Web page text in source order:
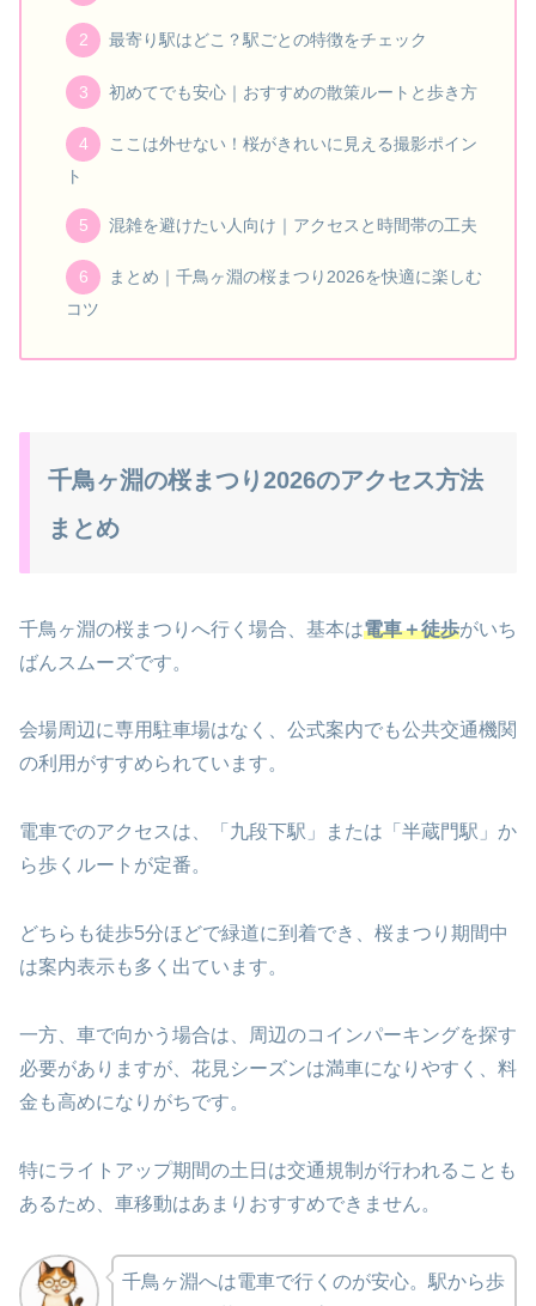
最寄り駅はどこ？駅ごとの特徴をチェック
初めてでも安心｜おすすめの散策ルートと歩き方
ここは外せない！桜がきれいに見える撮影ポイン
ト
混雑を避けたい人向け｜アクセスと時間帯の工夫
まとめ｜千鳥ヶ淵の桜まつり2026を快適に楽しむ
コツ
千鳥ヶ淵の桜まつり2026のアクセス方法
まとめ
千鳥ヶ淵の桜まつりへ行く場合、基本は電車＋徒歩がいち
ばんスムーズです。
会場周辺に専用駐車場はなく、公式案内でも公共交通機関
の利用がすすめられています。
電車でのアクセスは、「九段下駅」または「半蔵門駅」か
ら歩くルートが定番。
どちらも徒歩5分ほどで緑道に到着でき、桜まつり期間中
は案内表示も多く出ています。
一方、車で向かう場合は、周辺のコインパーキングを探す
必要がありますが、花見シーズンは満車になりやすく、料
金も高めになりがちです。
特にライトアップ期間の土日は交通規制が行われることも
あるため、車移動はあまりおすすめできません。
千鳥ヶ淵へは電車で行くのが安心。駅から歩